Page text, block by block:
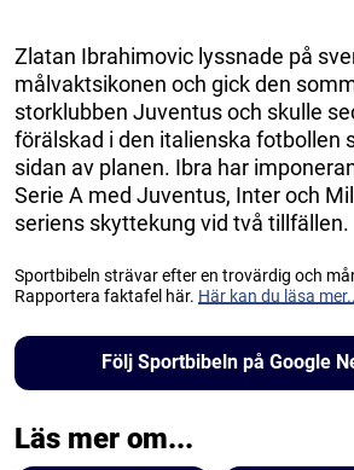
Zlatan Ibrahimovic lyssnade på
målvaktsikonen och gick den
storklubben Juventus och skulle
förälskad i den italienska fotbollen
sidan av planen. Ibra har
Serie A med Juventus, Inter och
seriens skyttekung vid två tillfällen.
Sportbibeln strävar efter en trovärdig och
Rapportera faktafel här. Här kan du läsa
Följ Sportbibeln på Google
Läs mer om...